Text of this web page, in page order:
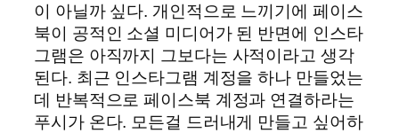
이 아닐까 싶다. 개인적으로 느끼기에 페이스
북이 공적인 소셜 미디어가 된 반면에 인스타
그램은 아직까지 그보다는 사적이라고 생각
된다. 최근 인스타그램 계정을 하나 만들었는
데 반복적으로 페이스북 계정과 연결하라는
푸시가 온다. 모든걸 드러내게 만들고 싶어하